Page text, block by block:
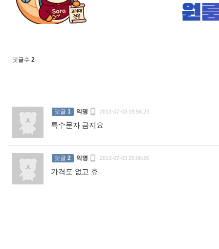
댓글수 2
댓글 1 익명  2013-07-03 19:56:23
특수문자 금지요
댓글 2 익명  2013-07-03 20:06:26
가격도 없고 휴